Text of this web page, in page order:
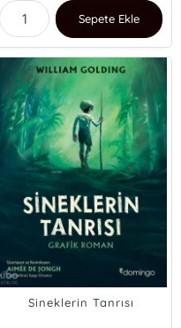
Sepete Ekle
Sineklerin Tanrısı